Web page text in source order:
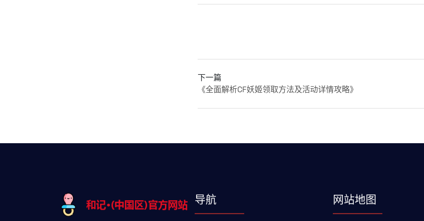
下一篇
《全面解析CF妖姬领取方法及活动详情攻略》
导航 网站地图